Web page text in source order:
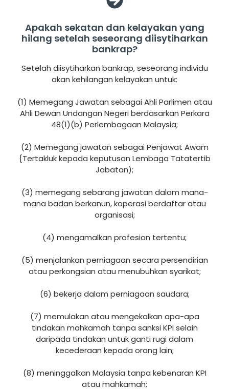
Apakah sekatan dan kelayakan yang
hilang setelah seseorang diisytiharkan
bankrap?
Setelah diisytiharkan bankrap, seseorang individu
akan kehilangan kelayakan untuk:
(1) Memegang Jawatan sebagai Ahli Parlimen atau
Ahli Dewan Undangan Negeri berdasarkan Perkara
48(1)(b) Perlembagaan Malaysia;
(2) Memegang jawatan sebagai Penjawat Awam
{Tertakluk kepada keputusan Lembaga Tatatertib
Jabatan);
(3) memegang sebarang jawatan dalam mana-
mana badan berkanun, koperasi berdaftar atau
organisasi;
(4) mengamalkan profesion tertentu;
(5) menjalankan perniagaan secara persendirian
atau perkongsian atau menubuhkan syarikat;
(6) bekerja dalam perniagaan saudara;
(7) memulakan atau mengekalkan apa-apa
tindakan mahkamah tanpa sanksi KPI selain
daripada tindakan untuk ganti rugi dalam
kecederaan kepada orang lain;
(8) meninggalkan Malaysia tanpa kebenaran KPI
atau mahkamah;